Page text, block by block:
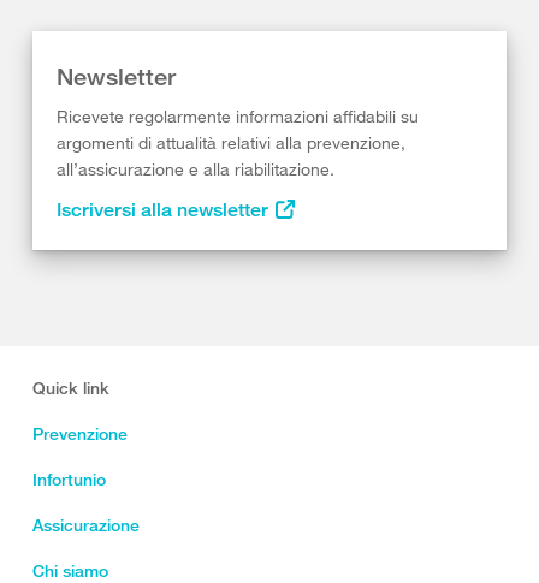
Newsletter
Ricevete regolarmente informazioni affidabili su
argomenti di attualità relativi alla prevenzione,
all’assicurazione e alla riabilitazione.
Iscriversi alla newsletter
Quick link
Prevenzione
Infortunio
Assicurazione
Chi siamo